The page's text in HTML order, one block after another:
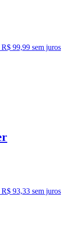
R$ 99,99 sem juros
R$ 93,33 sem juros